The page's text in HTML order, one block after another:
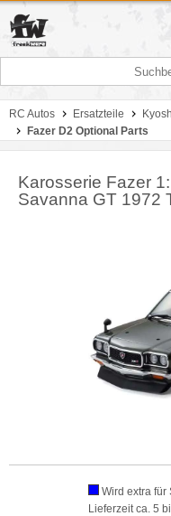
RC Autos Ersatzteile
Fazer D2 Optional Parts
Karosserie Fazer
Savanna GT 1972
Wird extra für
Lieferzeit ca. 5